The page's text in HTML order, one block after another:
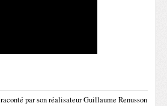
par son réalisateur Guillaume Renusson